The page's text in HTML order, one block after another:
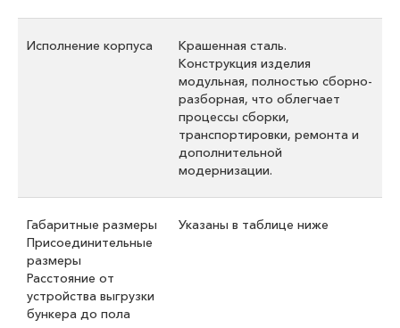
Исполнение корпуса
Крашенная сталь.
Конструкция изделия
модульная, полностью сборно-
разборная, что облегчает
процессы сборки,
транспортировки, ремонта и
дополнительной
модернизации.
Габаритные размеры
Присоединительные
размеры
Расстояние от
устройства выгрузки
бункера до пола
Указаны в таблице ниже